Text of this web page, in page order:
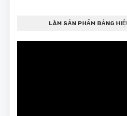
LÀM SẢN PHẨM BẢNG